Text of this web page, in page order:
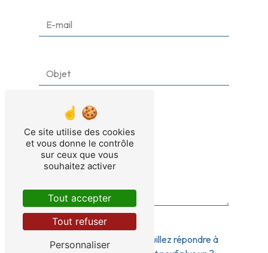
Vous n'êtes pas un robot, veuillez répondre à
Ce site utilise des cookies
et vous donne le contrôle
sur ceux que vous
souhaitez activer
Tout accepter
Tout refuser
Personnaliser